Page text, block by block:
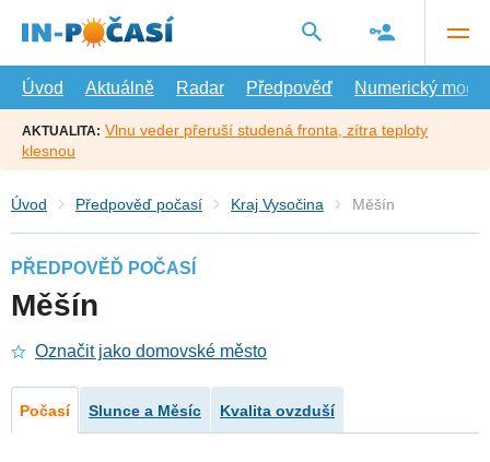
hlavní
Úvod
Aktuálně Radar Předpověď Numerický model
AKTUALITA: Vlnu veder přeruší studená fronta, zítra teploty
klesnou
Úvod Předpověď počasí Kraj Vysočina Měšín
PŘEDPOVĚĎ POČASÍ
Měšín
Označit jako domovské město
Počasí Slunce a Měsíc Kvalita ovzduší